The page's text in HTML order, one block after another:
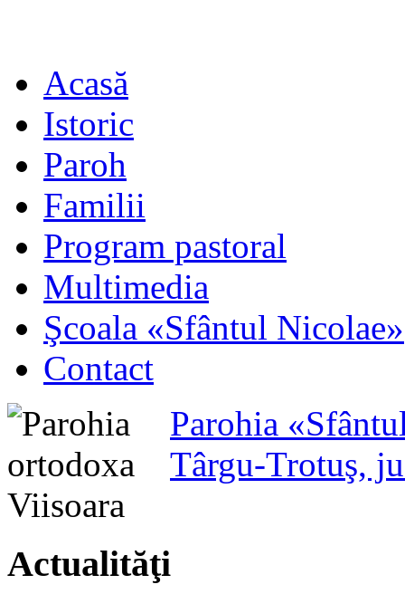
Acasă
Istoric
Paroh
Familii
Program pastoral
Multimedia
Şcoala «Sfântul Nicolae»
Contact
Parohia
Târgu-Trotuş,
Actualităţi